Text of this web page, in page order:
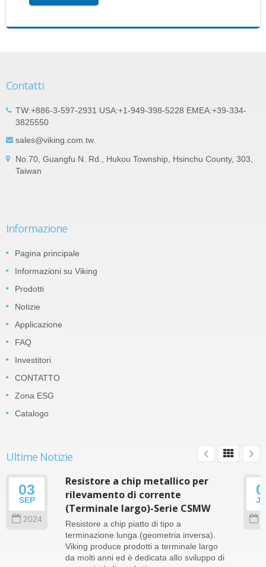
Contatti
TW:+886-3-597-2931 USA:+1-949-398-5228 EMEA:+39-334-
3825550
sales@viking.com.tw
No.70, Guangfu N. Rd., Hukou Township, Hsinchu County, 303,
Taiwan
Informazione
Pagina principale
Informazioni su Viking
Prodotti
Notizie
Applicazione
FAQ
Investitori
CONTATTO
Zona ESG
Catalogo
Ultime Notizie
03
SEP
2024
Resistore a chip metallico per
rilevamento di corrente
(Terminale largo)-Serie CSMW
Resistore a chip piatto di tipo a
terminazione lunga (geometria inversa).
Viking produce prodotti a terminale largo
da molti anni ed è dedicata allo sviluppo di